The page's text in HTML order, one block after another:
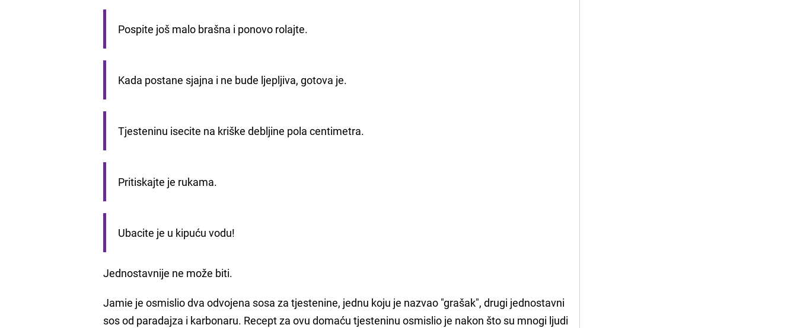
Pospite još malo brašna i ponovo rolajte.
Kada postane sjajna i ne bude ljepljiva, gotova je.
Tjesteninu isecite na kriške debljine pola centimetra.
Pritiskajte je rukama.
Ubacite je u kipuću vodu!
Jednostavnije ne može biti.
Jamie je osmislio dva odvojena sosa za tjestenine, jednu koju je nazvao "grašak", drugi jednostavni
sos od paradajza i karbonaru. Recept za ovu domaću tjesteninu osmislio je nakon što su mnogi ljudi